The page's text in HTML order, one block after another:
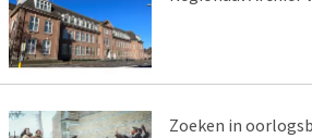
Zoeken in